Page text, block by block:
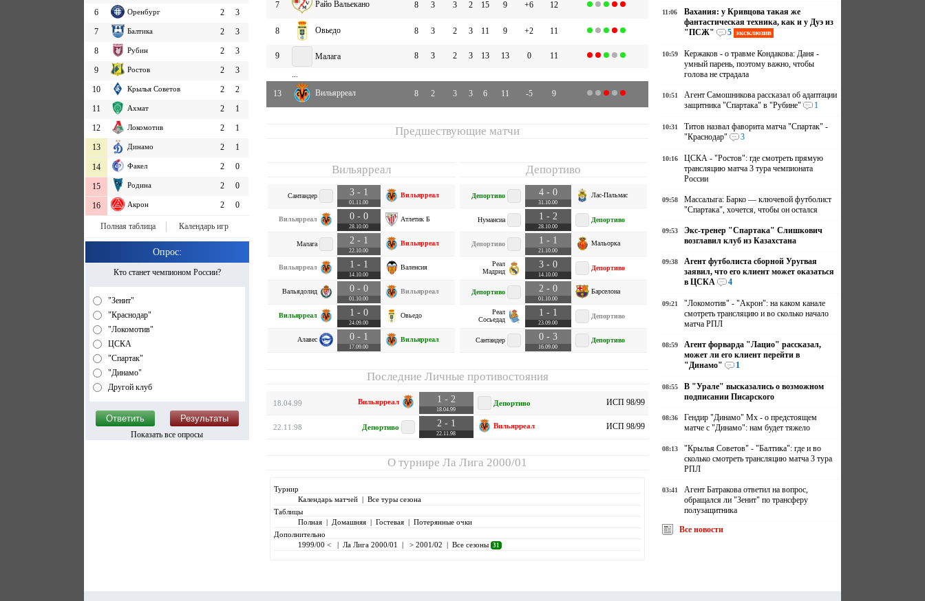
6
Оренбург 2
3
7
Балтика 2
3
8
Рубин 2
3
9
Ростов 2
3
10
Крылья Советов 2
2
11
Ахмат 2
1
12
Локомотив 2
1
13
Динамо 2 1
14 Факел 2 0
15 Родина 2 0
16 Акрон 2 0
Полная таблица Календарь игр
Опрос:
Кто станет чемпионом России?
"Зенит"
"Краснодар"
"Локомотив"
ЦСКА
"Спартак"
"Динамо"
Другой клуб
Показать все опросы
7 Райо Вальекано 8 3 3 2 15 9 +6 12
8 Овьедо 8 3 2 3 11 9 +2 11
9 Малага 8 3 2 3 13 13 0
11
...
13
Вильярреал 8 2 3 3 6 11 -5 9
Предшествующие матчи
Вильярреал
Сантандер 3 - 1
01.11.00
Вильярреал
Вильярреал 0 - 0
28.10.00
Атлетик Б
Малага 2 - 1
22.10.00
Вильярреал
Вильярреал 1 - 1
14.10.00
Валенсия
Вальядолид 0 - 0
01.10.00
Вильярреал
Вильярреал 1 - 0
24.09.00
Овьедо
Алавес 0 - 1
17.09.00
Вильярреал
Депортиво
Депортиво 4 - 0
31.10.00
Лас-Пальмас
Нумансиа 1 - 2
28.10.00
Депортиво
Депортиво 1 - 1
21.10.00
Мальорка
Реал
Мадрид
3 - 0
14.10.00
Депортиво
Депортиво 2 - 0
01.10.00
Барселона
Реал
Сосьедад
1 - 1
23.09.00
Депортиво
Сантандер 0 - 3
16.09.00
Депортиво
Последние Личные противостояния
18.04.99 Вильярреал 1 - 2
18.04.99
Депортиво ИСП 98/99
22.11.98 Депортиво 2 - 1
22.11.98
Вильярреал ИСП 98/99
О турниреЛа Лига 2000/01
Турнир
Календарь матчей| Все туры сезона
Таблицы
Полная| Домашняя| Гостевая| Потерянные очки
Дополнительно
1999/00 <
| Ла Лига 2000/01 | > 2001/02 | Все сезоны 31
11:06
Вахания: у Кривцова такая же
фантастическая техника, как и у Дуэ из
"ПСЖ"
5 эксклюзив
10:59
Кержаков - о травме Кондакова: Даня -
умный парень, поэтому важно, чтобы
голова не страдала
10:51
Агент Самошникова рассказал об адаптации
защитника "Спартака" в "Рубине"
1
10:31
Титов назвал фаворита матча "Спартак" -
"Краснодар"
3
10:16
ЦСКА - "Ростов": где смотреть прямую
трансляцию матча 3 тура чемпионата
России
09:58
Массалыга: Барко — ключевой футболист
"Спартака", хочется, чтобы он остался
09:53
Экс-тренер "Спартака" Слишкович
возглавил клуб из Казахстана
09:38
Агент футболиста сборной Уругвая
заявил, что его клиент может оказаться
в ЦСКА
4
09:21
"Локомотив" - "Акрон": на каком канале
смотреть трансляцию и во сколько начало
матча РПЛ
08:59
Агент форварда "Лацио" рассказал,
может ли его клиент перейти в
"Динамо"
1
08:55
В "Урале" высказались о возможном
подписании Писарского
08:36
Гендир "Динамо" Мх - о предстоящем
матче с "Динамо": нам будет тяжело
08:13
"Крылья Советов" - "Балтика": где и во
сколько смотреть трансляцию матча 3 тура
РПЛ
03:41
Агент Батракова ответил на вопрос,
обращался ли "Зенит" по трансферу
полузащитника
Все новости